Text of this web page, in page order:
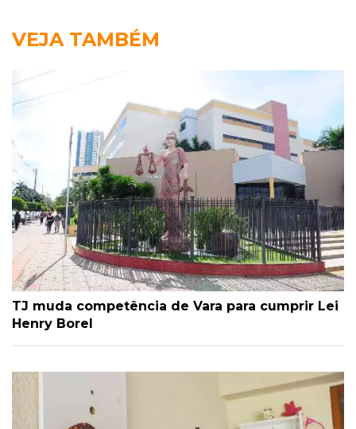
VEJA TAMBÉM
TJ muda competência de Vara para cumprir Lei
Henry Borel